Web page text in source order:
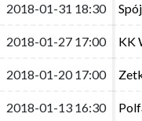
2018-01-31 18:30
2018-01-27 17:00 KK
2018-01-20 17:00
2018-01-13 16:30
2018-01-31 18:30
2018-01-27 17:00 KK
2018-01-20 17:00
2018-01-13 16:30